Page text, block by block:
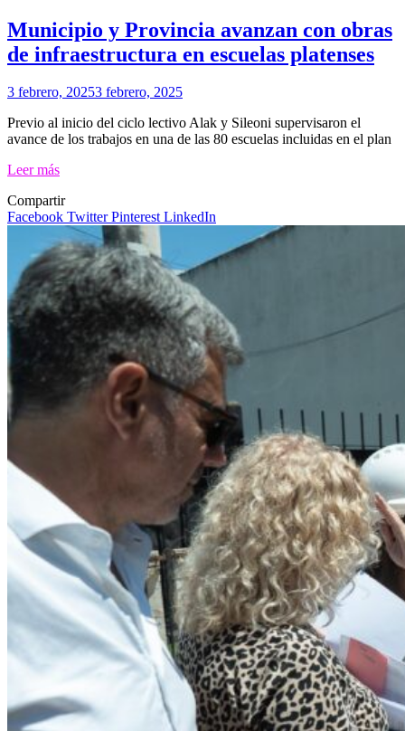
Municipio y Provincia avanzan con obras
de infraestructura en escuelas platenses
3 febrero, 20253 febrero, 2025
Previo al inicio del ciclo lectivo Alak y Sileoni supervisaron el
avance de los trabajos en una de las 80 escuelas incluidas en el plan
Leer más
Compartir
Facebook TwitterPinterestLinkedIn